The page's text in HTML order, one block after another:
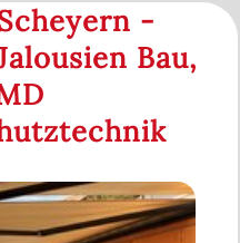
-
Bau,